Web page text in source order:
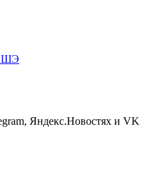
Яндекс.Новостях и VK